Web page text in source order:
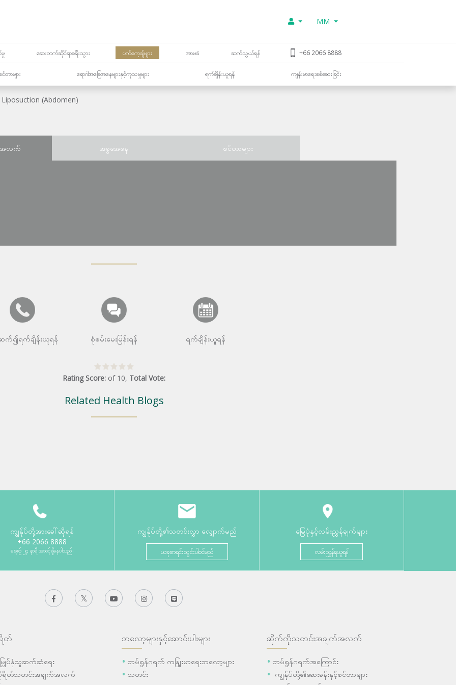
MM
မှု ဆေးဘက်ဆိုင်ရာခရီးသွား ပက်ကေ့ချ်များ အာမခံ ဆက်သွယ်ရန် +66 2066 8888
ာများ ရောဂါအခြေအနေများနှင့်ကုသမှုများ ရက်ချိန်းယူရန် ကျန်းမာရေးစစ်ဆေးခြင်း
Liposuction (Abdomen)
အလက် အခွအေနေ စင်တာများ
က်၍ရက်ချိန်းယူရန် စုံစမ်းမေးမြန်းရန် ရက်ချိန်းယူရန်
Rating Score: of 10, Total Vote:
Related Health Blogs
ကျွန်ုပ်တို့အားခေါ်ဆိုရန်
+66 2066 8888
နေ့စဉ် ၂၄ နာရီ အသင့်ရှိနေပါသည်။
ကျွန်ုပ်တို့၏သတင်းလွှာ လျှောက်မည်
ယခုစာရင်းသွင်းပါဝင်မည်
မြေပုံနှင့်လမ်းညွှန်ချက်များ
လမ်းညွှန်ရယူရန်
တ်
မြှုပ်နှံသူဆက်ဆံရေး
ရိတ်သတင်းအချက်အလက်
ဘလော့များနှင့်ဆောင်းပါးများ
ဘမ်ရွန်ဂရက် ကနျြးမာရေးဘလော့များ
သတင်း
ဆိုက်ကိုသတင်းအချက်အလက်
ဘမ်ရွန်ဂရက်အကြောင်း
ကျွန်ုပ်တို့၏ဆေးခန်းနှင့်စင်တာများ